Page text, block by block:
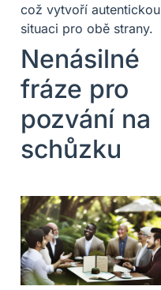
což vytvoří autentickou
situaci pro obě strany.
Nenásilné
fráze pro
pozvání na
schůzku